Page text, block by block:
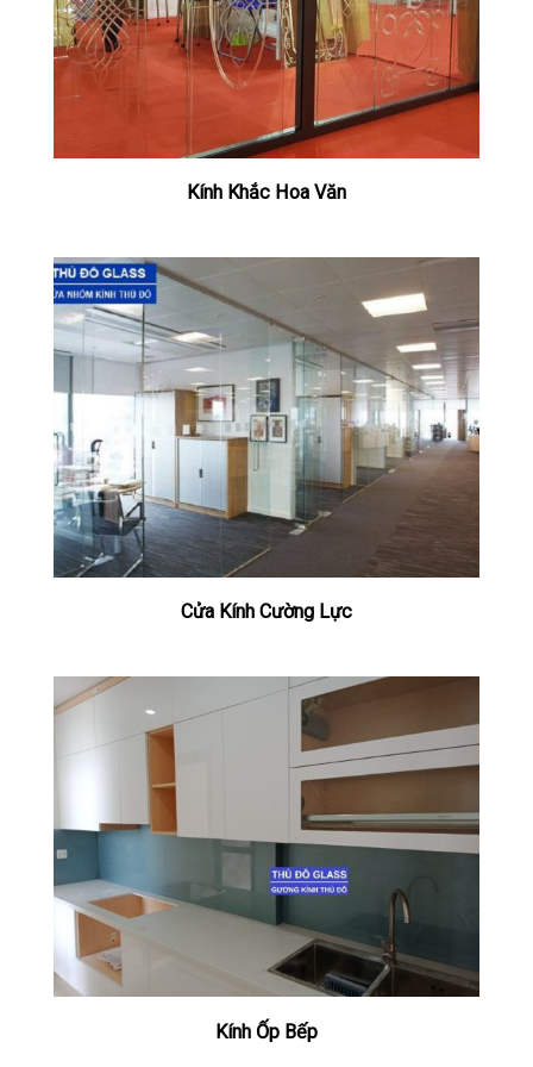
Kính Khắc Hoa Văn
Cửa Kính Cường Lực
Kính Ốp Bếp